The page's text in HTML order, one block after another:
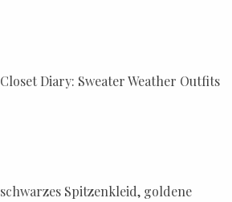
Closet Diary: Sweater Weather Outfits
schwarzes Spitzenkleid, goldene